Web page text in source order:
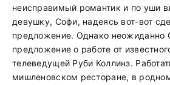
неисправимый романтик и по уши
девушку, Софи, надеясь вот-вот
предложение. Однако неожиданно
предложение о работе от
телеведущей Руби Коллинз.
мишленовском ресторане, в